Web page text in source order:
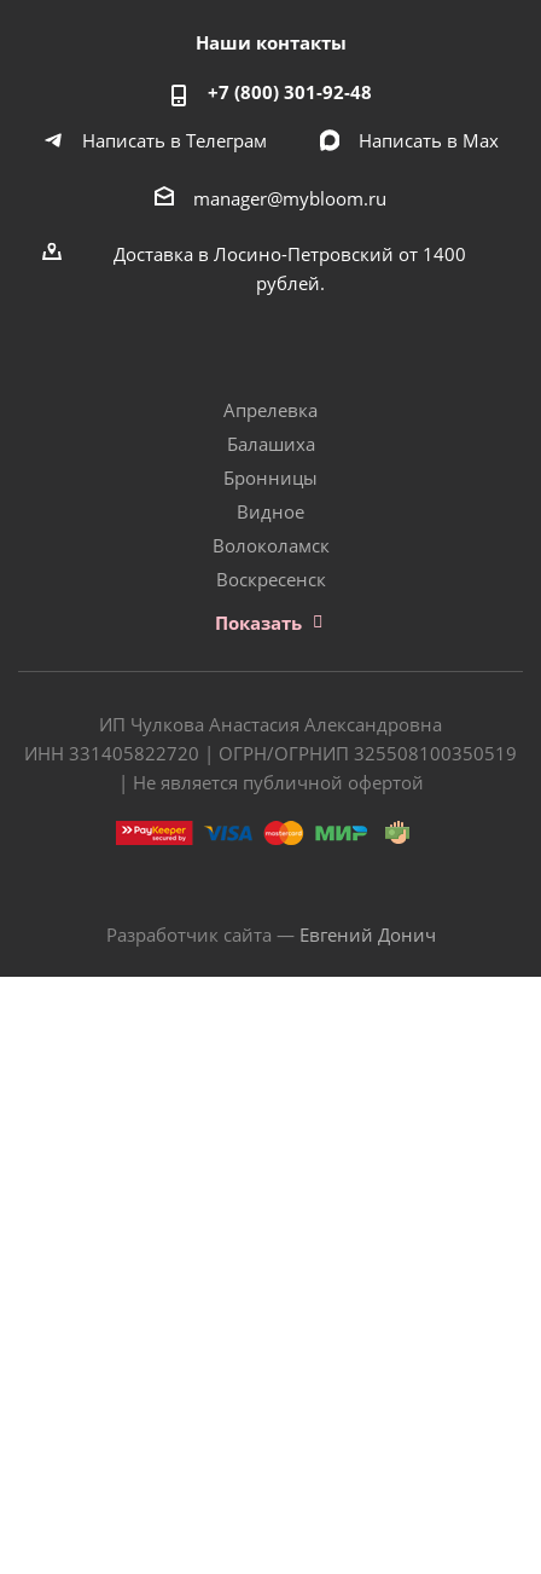
Наши контакты
+7 (800) 301-92-48
Написать в Телеграм
Написать в Мах
manager@mybloom.ru
Доставка в Лосино-Петровский от 1400
рублей.
Апрелевка
Балашиха
Бронницы
Видное
Волоколамск
Воскресенск
Показать
ИП Чулкова Анастасия Александровна
ИНН 331405822720 | ОГРН/ОГРНИП 325508100350519
| Не является публичной офертой
Разработчик сайта — Евгений Донич